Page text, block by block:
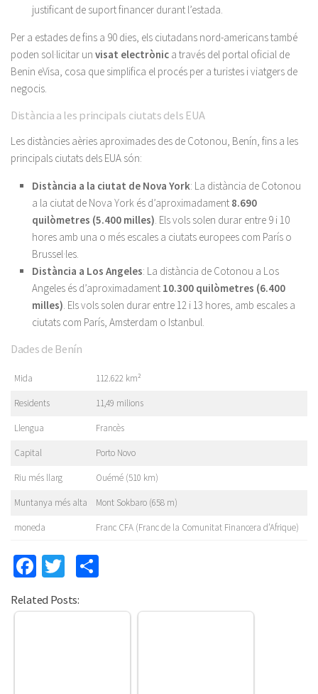
justificant de suport financer durant l’estada.
Per a estades de fins a 90 dies, els ciutadans nord-americans també
poden sol·licitar un visat electrònic a través del portal oficial de
Benin eVisa, cosa que simplifica el procés per a turistes i viatgers de
negocis.
Distància a les principals ciutats dels EUA
Les distàncies aèries aproximades des de Cotonou, Benín, fins a les
principals ciutats dels EUA són:
Distància a la ciutat de Nova York: La distància de Cotonou
a la ciutat de Nova York és d’aproximadament 8.690
quilòmetres (5.400 milles). Els vols solen durar entre 9 i 10
hores amb una o més escales a ciutats europees com París o
Brussel·les.
Distància a Los Angeles: La distància de Cotonou a Los
Angeles és d’aproximadament 10.300 quilòmetres (6.400
milles). Els vols solen durar entre 12 i 13 hores, amb escales a
ciutats com París, Amsterdam o Istanbul.
Dades de Benín
Mida 112.622 km²
Residents 11,49 milions
Llengua Francès
Capital Porto Novo
Riu més llarg Ouémé (510 km)
Muntanya més alta Mont Sokbaro (658 m)
moneda Franc CFA (Franc de la Comunitat Financera d’Afrique)
Facebook
Twitter
Related Posts: